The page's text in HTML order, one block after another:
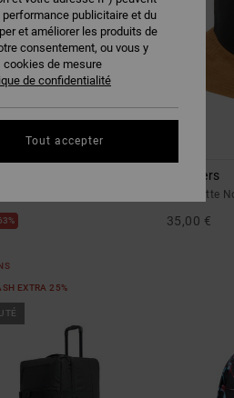
EXTRA 25%
Brackers
Casquette
35,00 €
publicitaire et du
et améliorer les produits de
consentement, ou vous y
cookies de mesure
de confidentialité
Tout accepter